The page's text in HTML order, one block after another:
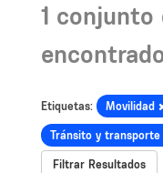
1 conjunto
Etiquetas: Movilidad
Tránsito y transporte
Filtrar Resultados